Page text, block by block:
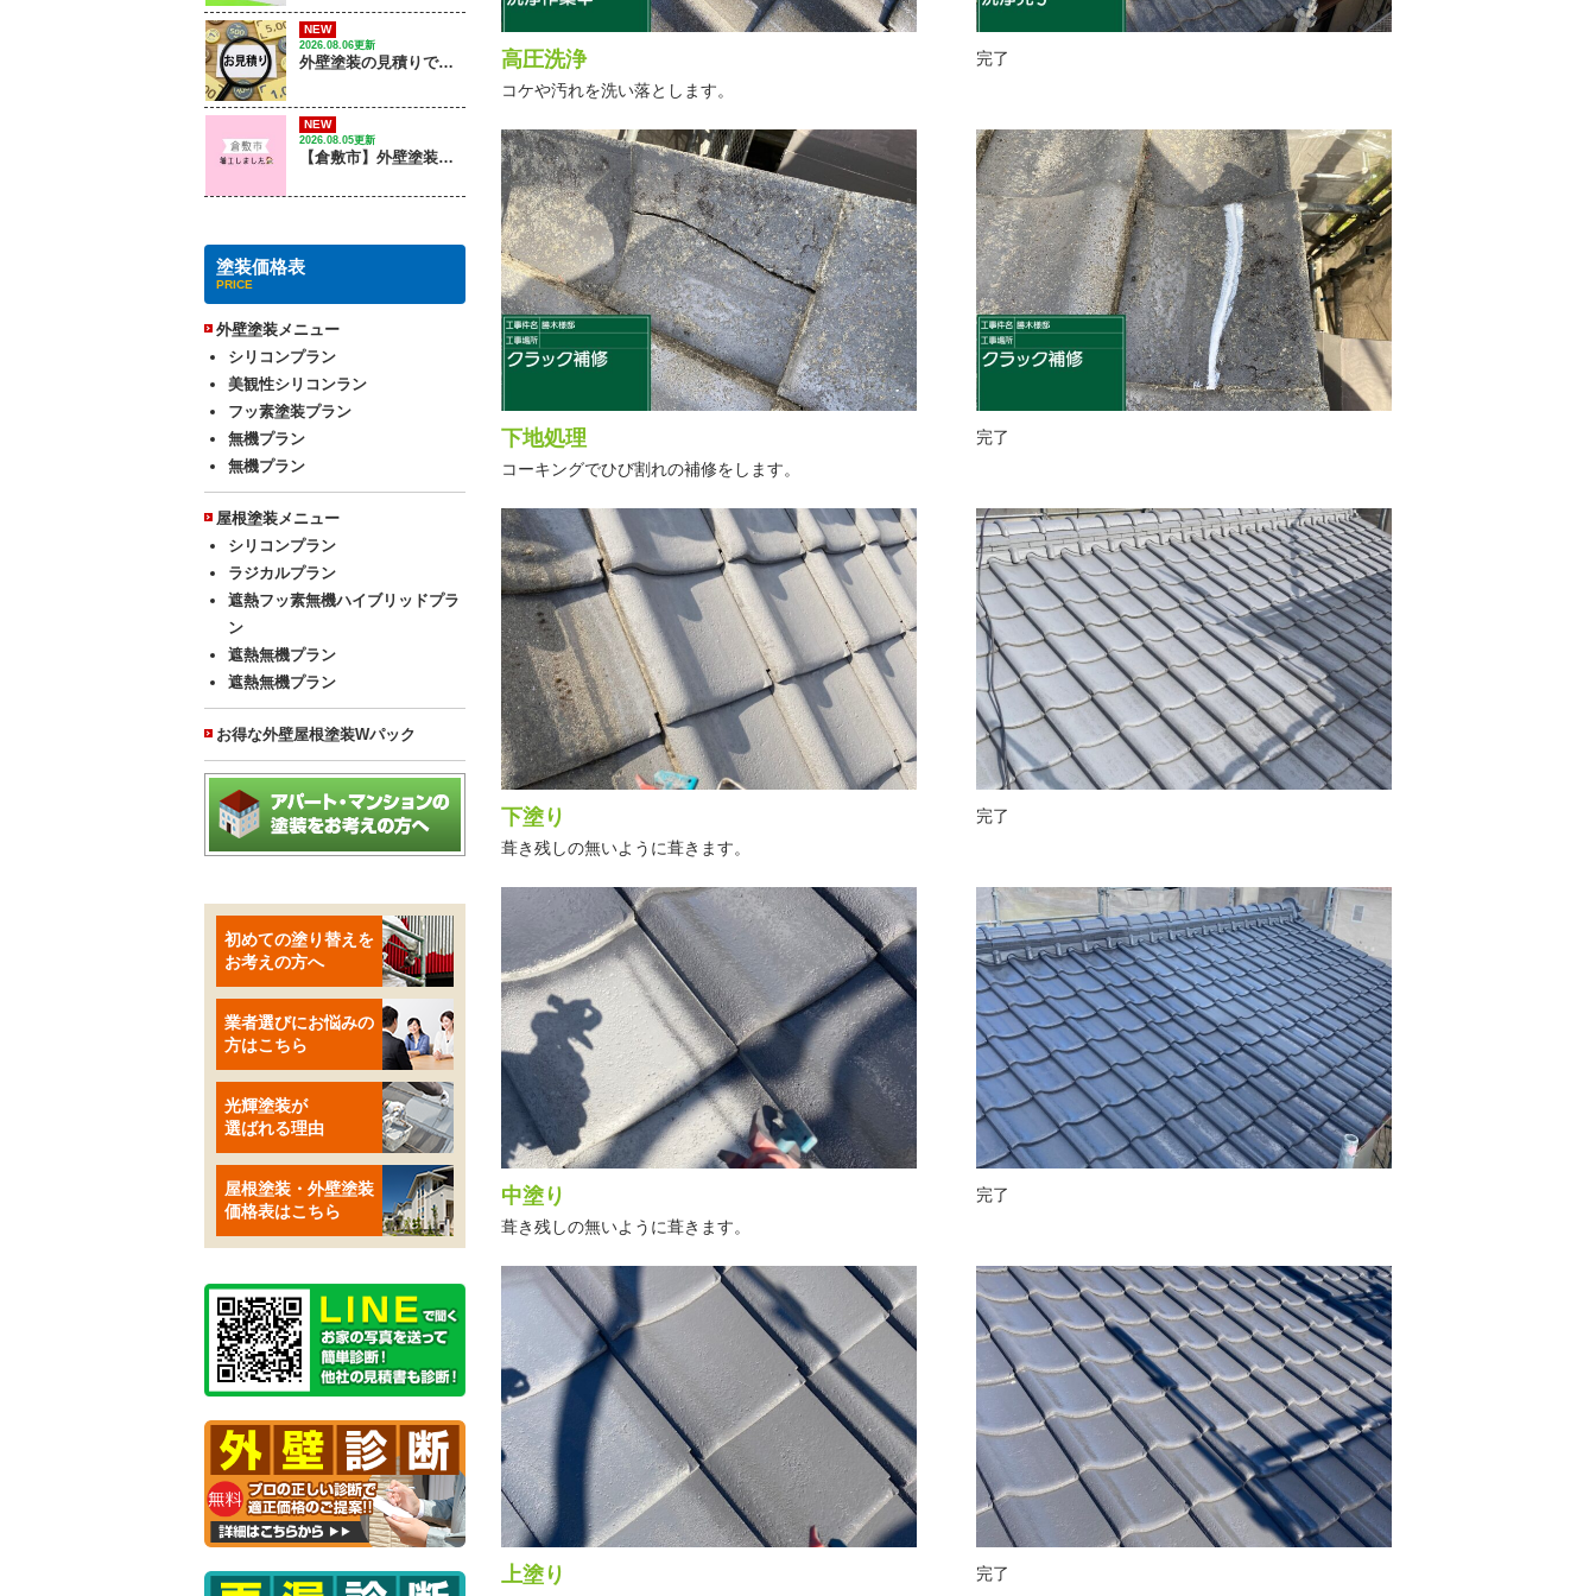
高圧洗浄
コケや汚れを洗い落とします。
完了
下地処理
コーキングでひび割れの補修をします。
完了
下塗り
葺き残しの無いように葺きます。
完了
中塗り
葺き残しの無いように葺きます。
完了
上塗り 完了
NEW
2026.08.06更新
外壁塗装の見積りで確認するポイントは？
NEW
2026.08.05更新
【倉敷市】外壁塗装工事 / 着工しました
塗装価格表
PRICE
外壁塗装メニュー
シリコンプラン
美観性シリコンラン
フッ素塗装プラン
無機プラン
無機プラン
屋根塗装メニュー
シリコンプラン
ラジカルプラン
遮熱フッ素無機ハイブリッドプラ
ン
遮熱無機プラン
遮熱無機プラン
お得な外壁屋根塗装Wパック
初めての塗り替えを
お考えの方へ
業者選びにお悩みの
方はこちら
光輝塗装が
選ばれる理由
屋根塗装・外壁塗装
価格表はこちら